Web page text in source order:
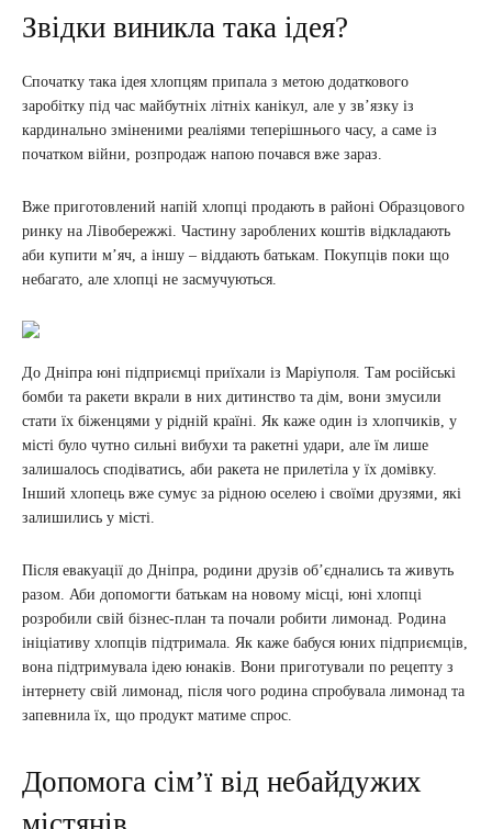
Звідки виникла така ідея?
Спочатку така ідея хлопцям припала з метою додаткового
заробітку під час майбутніх літніх канікул, але у зв’язку із
кардинально зміненими реаліями теперішнього часу, а саме із
початком війни, розпродаж напою почався вже зараз.
Вже приготовлений напій хлопці продають в районі Образцового
ринку на Лівобережжі. Частину зароблених коштів відкладають
аби купити м’яч, а іншу – віддають батькам. Покупців поки що
небагато, але хлопці не засмучуються.
До Дніпра юні підприємці приїхали із Маріуполя. Там російські
бомби та ракети вкрали в них дитинство та дім, вони змусили
стати їх біженцями у рідній країні. Як каже один із хлопчиків, у
місті було чутно сильні вибухи та ракетні удари, але їм лише
залишалось сподіватись, аби ракета не прилетіла у їх домівку.
Інший хлопець вже сумує за рідною оселею і своїми друзями, які
залишились у місті.
Після евакуації до Дніпра, родини друзів об’єднались та живуть
разом. Аби допомогти батькам на новому місці, юні хлопці
розробили свій бізнес-план та почали робити лимонад. Родина
ініціативу хлопців підтримала. Як каже бабуся юних підприємців,
вона підтримувала ідею юнаків. Вони приготували по рецепту з
інтернету свій лимонад, після чого родина спробувала лимонад та
запевнила їх, що продукт матиме спрос.
Допомога сім’ї від небайдужих